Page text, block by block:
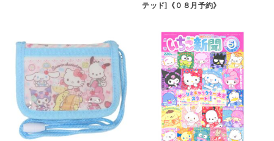
テッド]《０８月予約》